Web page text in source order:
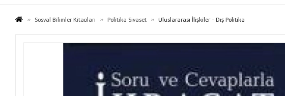
Sosyal Bilimler Kitapları Politika Siyaset Uluslararası İlişkiler - Dış Politika